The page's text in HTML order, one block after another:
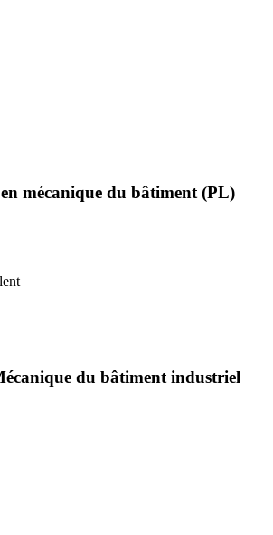
mécanique du bâtiment (PL)
du bâtiment industriel